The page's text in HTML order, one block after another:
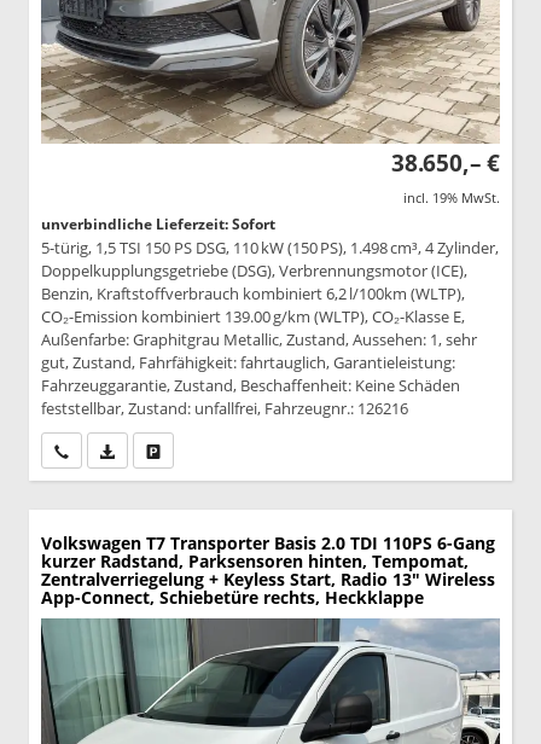
38.650,– €
incl. 19% MwSt.
unverbindliche Lieferzeit: Sofort
5-türig, 1,5 TSI 150 PS DSG, 110 kW (150 PS), 1.498 cm³, 4 Zylinder,
Doppelkupplungsgetriebe (DSG), Verbrennungsmotor (ICE),
Benzin, Kraftstoffverbrauch kombiniert 6,2 l/100km (WLTP),
CO₂-Emission kombiniert 139.00 g/km (WLTP), CO₂-Klasse E,
Außenfarbe: Graphitgrau Metallic, Zustand, Aussehen: 1, sehr
gut, Zustand, Fahrfähigkeit: fahrtauglich, Garantieleistung:
Fahrzeuggarantie, Zustand, Beschaffenheit: Keine Schäden
feststellbar, Zustand: unfallfrei, Fahrzeugnr.: 126216
Wir rufen Sie anPDF-Datei, Fahrzeugexposé drucken
Volkswagen T7 Transporter Basis 2.0 TDI 110PS 6-Gang
kurzer Radstand, Parksensoren hinten, Tempomat,
Zentralverriegelung + Keyless Start, Radio 13" Wireless
App-Connect, Schiebetüre rechts, Heckklappe